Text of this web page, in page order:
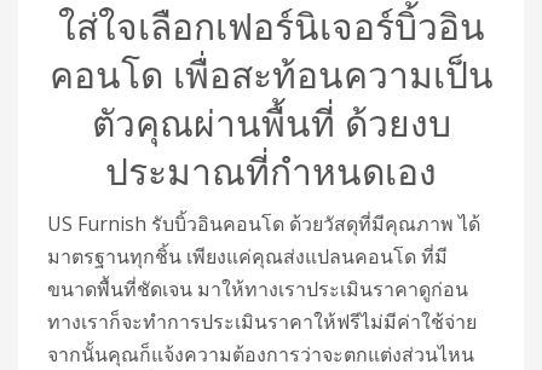
ใส่ใจเลือกเฟอร์นิเจอร์บิ้วอิน
คอนโด เพื่อสะท้อนความเป็น
ตัวคุณผ่านพื้นที่ ด้วยงบ
ประมาณที่กำหนดเอง
US Furnish รับบิ้วอินคอนโด ด้วยวัสดุที่มีคุณภาพ ได้
มาตรฐานทุกชิ้น เพียงแค่คุณส่งแปลนคอนโด ที่มี
ขนาดพื้นที่ชัดเจน มาให้ทางเราประเมินราคาดูก่อน
ทางเราก็จะทำการประเมินราคาให้ฟรีไม่มีค่าใช้จ่าย
จากนั้นคุณก็แจ้งความต้องการว่าจะตกแต่งส่วนไหน